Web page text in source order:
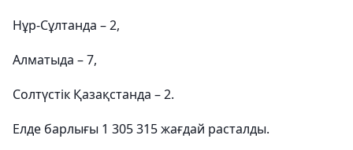
Нұр-Сұлтанда – 2,
Алматыда – 7,
Солтүстік Қазақстанда – 2.
Елде барлығы 1 305 315 жағдай расталды.